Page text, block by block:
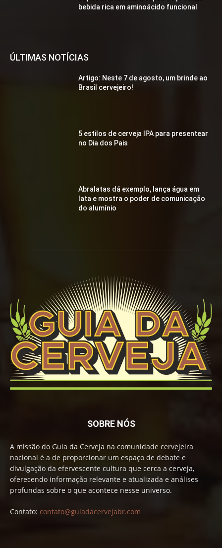
bebida rica em aminoácido funcional
ÚLTIMAS NOTÍCIAS
Artigo: Neste 7 de agosto, um brinde ao
Brasil cervejeiro!
5 estilos de cerveja IPA para presentear
no Dia dos Pais
Abralatas dá exemplo, lança água em
lata e mostra o poder de comunicação
do alumínio
SOBRE NÓS
A missão do Guia da Cerveja na comunidade cervejeira
nacional é a de proporcionar um espaço de debate e
divulgação da efervescente cultura que cerca a cerveja,
oferecendo informação relevante e atualizada e análises
profundas sobre o que acontece nesse universo.
Contato: contato@guiadacervejabr.com